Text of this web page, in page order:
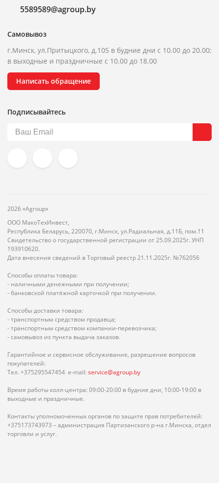
5589589@agroup.by
Самовывоз
г.Минск, ул.Притыцкого, д.105 в будние дни с 10.00 до 20.00;
в выходные и праздничные с 10.00 до 18.00
Написать обращение
Подписывайтесь
2026 «Agroup»
ООО МакоТехИнвест,
Республика Беларусь, 220070, г.Минск, ул.Радиальная, д.11Б, пом.11
Свидетельство о государственной регистрации от 25.09.2025г. УНП
193910620.
Дата внесения сведений в Торговый реестр 21.11.2025г. №762056
Способы оплаты товара:
- наличными денежными при получении;
- банковской платёжной карточкой при получении.
Способы доставки товара:
- транспортным средством продавца;
- транспортным средством компании-перевозчика;
- самовывоз из пункта выдача заказов.
Гарантийное и сервисное обслуживание, разрешение вопросов
покупателей:
Тел. +375295547454 e-mail: service@agroup.by
Время работы колл-центра: 09:00-20:00 в будние дни, 10:00-19:00 в
выходные и праздничные.
Контакты уполномоченных органов по защите прав потребителей:
+375173743973 – администрация Партизанского р-на г.Минска, отдел
торговли и услуг.